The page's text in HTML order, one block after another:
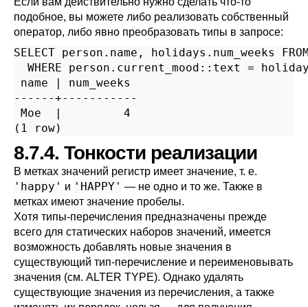
подобное, вы можете либо реализовать собственный
оператор, либо явно преобразовать типы в запросе:
SELECT person.name, holidays.num_weeks
WHERE person.current_mood::text =
name | num_weeks
------+-----------
Moe  |         4
(1 row)
8.7.4. Тонкости реализации
В метках значений регистр имеет значение, т. е.
'happy' и 'HAPPY' — не одно и то же. Также в
метках имеют значение пробелы.
Хотя типы-перечисления предназначены прежде
всего для статических наборов значений, имеется
возможность добавлять новые значения в
существующий тип-перечисление и переименовывать
значения (см. ALTER TYPE). Однако удалять
существующие значения из перечисления, а также